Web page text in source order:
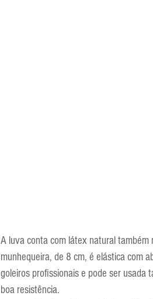
A luva conta com látex natural
munhequeira, de 8 cm, é elástica com
goleiros profissionais e pode ser usada
boa resistência.